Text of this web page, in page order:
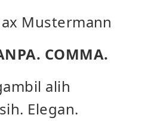
Mustermann
COMMA.
alih
Elegan.